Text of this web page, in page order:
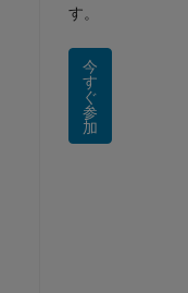
す。
今
す
ぐ
参
加